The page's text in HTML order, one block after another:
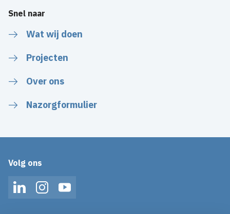
Snel naar
Wat wij doen
Projecten
Over ons
Nazorgformulier
Volg ons
LinkedInInstagramYouTube